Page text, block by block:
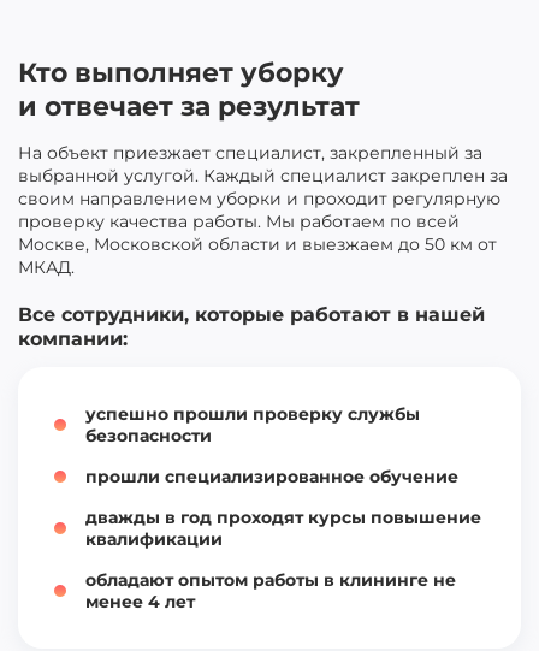
Кто выполняет уборку
и отвечает за результат
На объект приезжает специалист, закрепленный за
выбранной услугой. Каждый специалист закреплен за
своим направлением уборки и проходит регулярную
проверку качества работы. Мы работаем по всей
Москве, Московской области и выезжаем до 50 км от
МКАД.
Все сотрудники, которые работают в нашей
компании:
успешно прошли проверку службы
безопасности
прошли специализированное обучение
дважды в год проходят курсы повышение
квалификации
обладают опытом работы в клининге не
менее 4 лет